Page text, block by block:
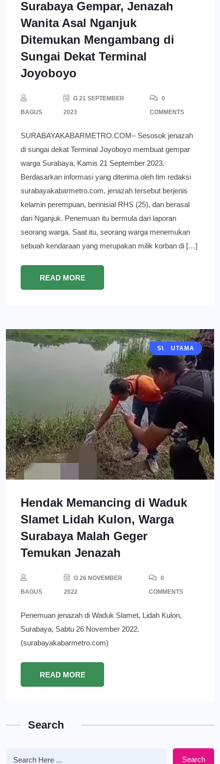
Surabaya Gempar, Jenazah
Wanita Asal Nganjuk
Ditemukan Mengambang di
Sungai Dekat Terminal
Joyoboyo
BAGUS
G 21 SEPTEMBER
2023
0
COMMENTS
SURABAYAKABARMETRO.COM– Sesosok jenazah
di sungai dekat Terminal Joyoboyo membuat gempar
warga Surabaya, Kamis 21 September 2023.
Berdasarkan informasi yang diterima oleh tim redaksi
surabayakabarmetro.com, jenazah tersebut berjenis
kelamin perempuan, berinisial RHS (25), dan berasal
dari Nganjuk. Penemuan itu bermula dari laporan
seorang warga. Saat itu, seorang warga menemukan
sebuah kendaraan yang merupakan milik korban di […]
READ MORE
BERITA
SURABAYA
UTAMA
Hendak Memancing di Waduk
Slamet Lidah Kulon, Warga
Surabaya Malah Geger
Temukan Jenazah
BAGUS
G 26 NOVEMBER
2022
0
COMMENTS
Penemuan jenazah di Waduk Slamet, Lidah Kulon,
Surabaya, Sabtu 26 November 2022.
(surabayakabarmetro.com)
READ MORE
Search
Search